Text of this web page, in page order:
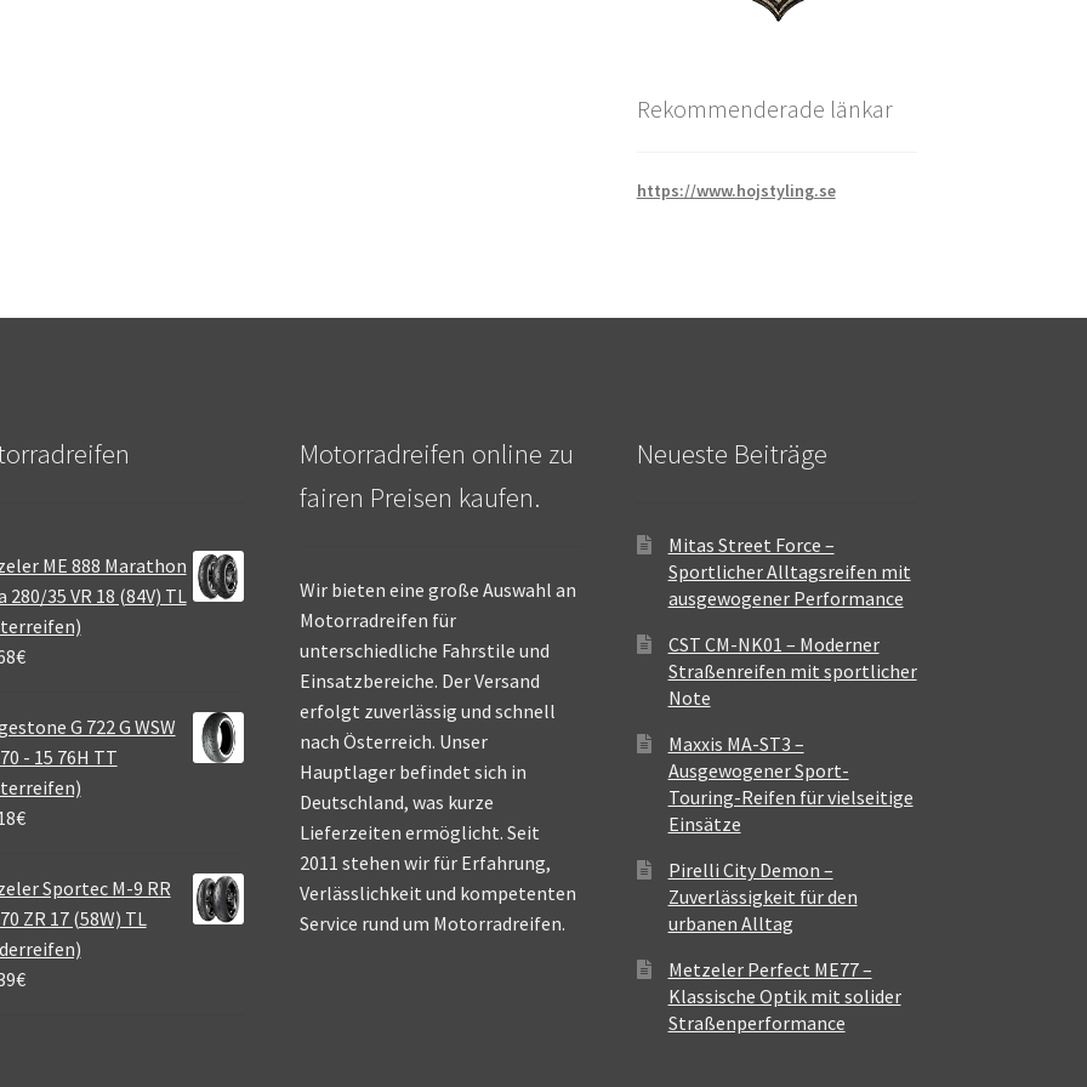
Rekommenderade länkar
https://www.hojstyling.se
ME 888 Marathon
280/35 VR 18 (84V) TL
€
G 722 G WSW
- 15 76H TT
€
Sportec M-9 RR
ZR 17 (58W) TL
€
Motorradreifen online zu
fairen Preisen kaufen.
Wir bieten eine große Auswahl an
Motorradreifen für
unterschiedliche Fahrstile und
Einsatzbereiche. Der Versand
erfolgt zuverlässig und schnell
nach Österreich. Unser
Hauptlager befindet sich in
Deutschland, was kurze
Lieferzeiten ermöglicht. Seit
2011 stehen wir für Erfahrung,
Verlässlichkeit und kompetenten
Service rund um Motorradreifen.
Neueste Beiträge
Mitas Street Force –
Sportlicher Alltagsreifen mit
ausgewogener Performance
CST CM-NK01 – Moderner
Straßenreifen mit sportlicher
Note
Maxxis MA-ST3 –
Ausgewogener Sport-
Touring-Reifen für vielseitige
Einsätze
Pirelli City Demon –
Zuverlässigkeit für den
urbanen Alltag
Metzeler Perfect ME77 –
Klassische Optik mit solider
Straßenperformance